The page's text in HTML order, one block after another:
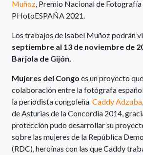
Muñoz, Premio Nacional de
PHotoESPAÑA 2021.
Los trabajos de Isabel Muñoz podrán
septiembre al 13 de noviembre de
Barjola de Gijón.
Mujeres del Congo es un proyecto
colaboración entre la fotógrafa
la periodista congoleña Caddy Adzuba
de Asturias de la Concordia 2014,
protección pudo desarrollar su
sobre las mujeres de la República
(RDC), heroínas con las que Caddy